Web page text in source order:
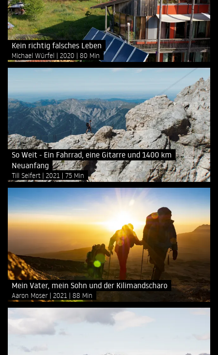
Kein richtig falsches Leben
Michael Würfel 2020 80 Min
So Weit - Ein Fahrrad, eine Gitarre und 1400 km
Neuanfang
Till Seifert 2021 75 Min
Mein Vater, mein Sohn und der Kilimandscharo
Aaron Moser 2021 88 Min